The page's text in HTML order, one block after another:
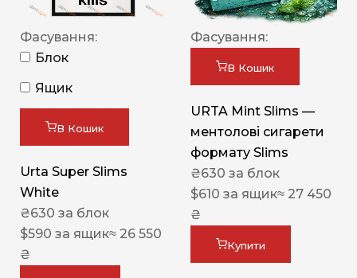
Фасування:
Блок
Ящик
В Кошик
Urta Super Slims
White
₴630 за блок
$590 за ящик≈ 26 550
₴
Фасування:
В Кошик
URTA Mint Slims —
ментолові сигарети
формату Slims
₴630 за блок
$610 за ящик≈ 27 450
₴
Купити